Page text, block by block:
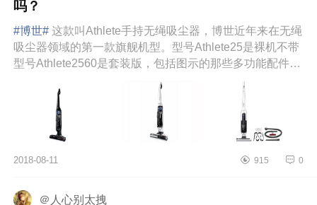
吗？
#博世# 这款叫Athlete手持无绳吸尘器，博世近年来在无绳
吸尘器领域的第一款旗舰机型。型号Athlete25是裸机不带
型号Athlete2560是套装版，包括图示的那些多功能配件。
2018-08-11 915 0
＠人心别太拽